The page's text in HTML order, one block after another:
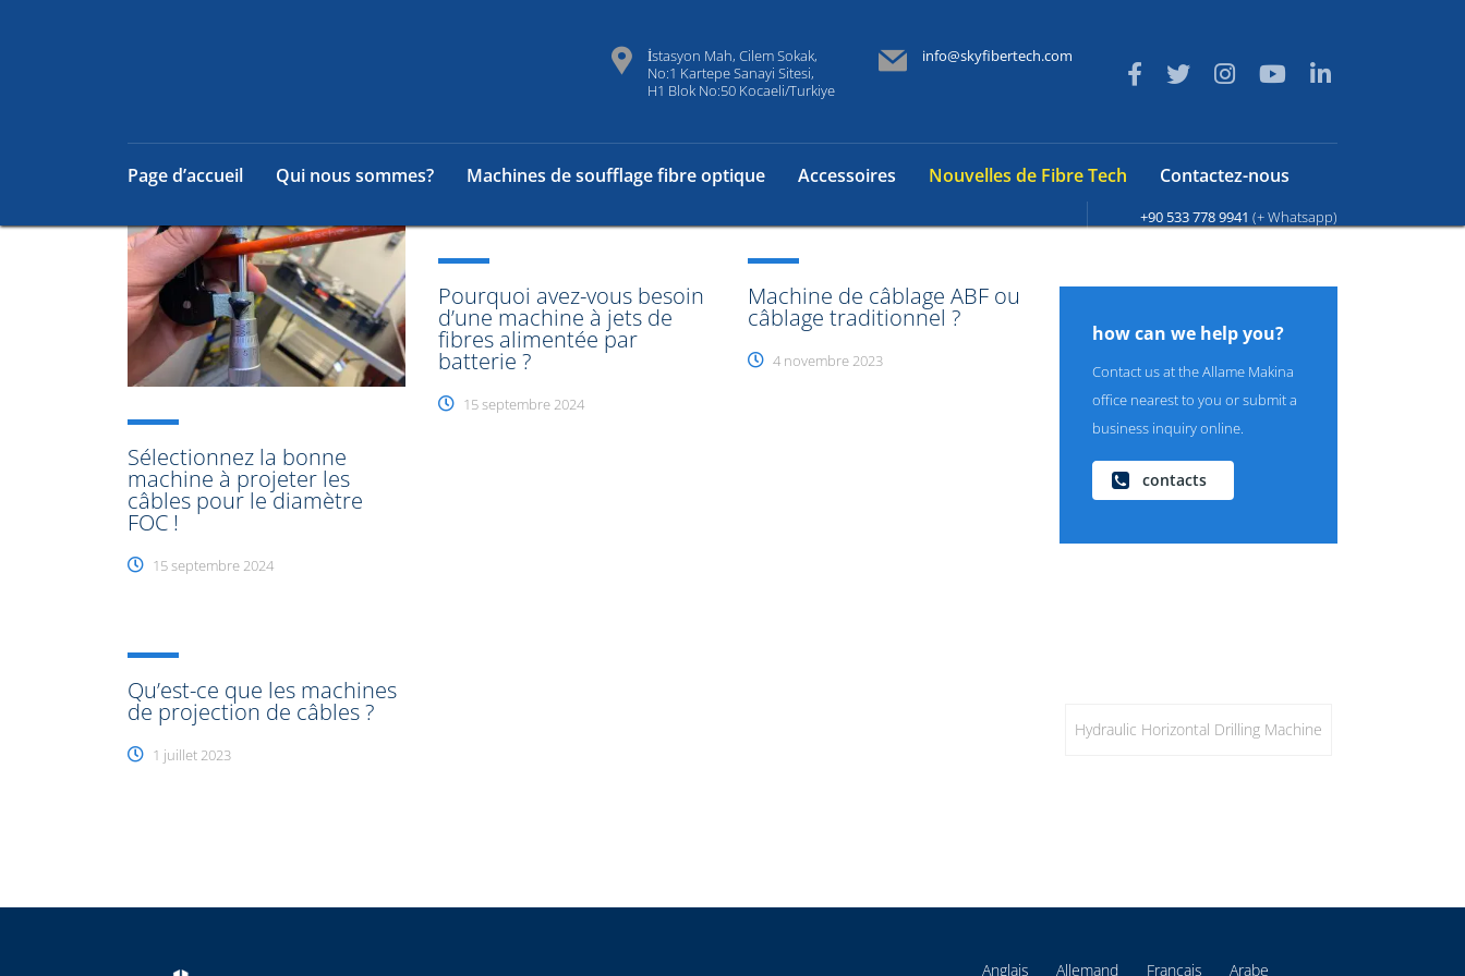
İstasyon Mah, Cilem Sokak,
No:1 Kartepe Sanayi Sitesi,
H1 Blok No:50 Kocaeli/Turkiye
info@skyfibertech.com
Page d’accueil Qui nous sommes? Machines de soufflage fibre optique Accessoires Nouvelles de Fibre Tech Contactez-nous
+90 533 778 9941 (+ Whatsapp)
Sélectionnez la bonne
machine à projeter les
câbles pour le diamètre
FOC !
15 septembre 2024
Pourquoi avez-vous besoin
d’une machine à jets de
fibres alimentée par
batterie ?
15 septembre 2024
Machine de câblage ABF ou
câblage traditionnel ?
4 novembre 2023
Qu’est-ce que les machines
de projection de câbles ?
1 juillet 2023
how can we help you?
Contact us at the Allame Makina
office nearest to you or submit a
business inquiry online.
contacts
Hydraulic Horizontal Drilling Machine
Anglais Allemand Français Arabe